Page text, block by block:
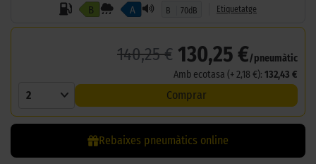
B A B 70dB Etiquetatge
140,25 € 130,25 €/pneumàtic
Amb ecotasa (+ 2,18 €): 132,43 €
2 Comprar
Rebaixes pneumàtics online